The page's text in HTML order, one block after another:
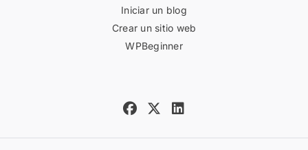
Iniciar un blog
Crear un sitio web
WPBeginner